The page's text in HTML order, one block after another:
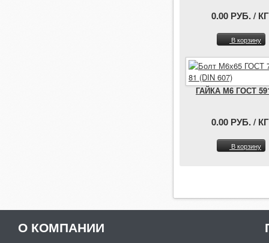
0.00 РУБ. /
В корзину
ГАЙКА М6 ГОСТ
0.00 РУБ. /
В корзину
О КОМПАНИИ